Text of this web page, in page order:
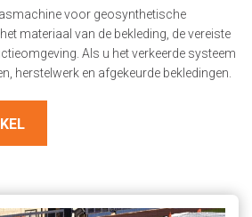
voor geosynthetische
materiaal van de bekleding, de vereiste
Als u het verkeerde systeem
herstelwerk en afgekeurde bekledingen.